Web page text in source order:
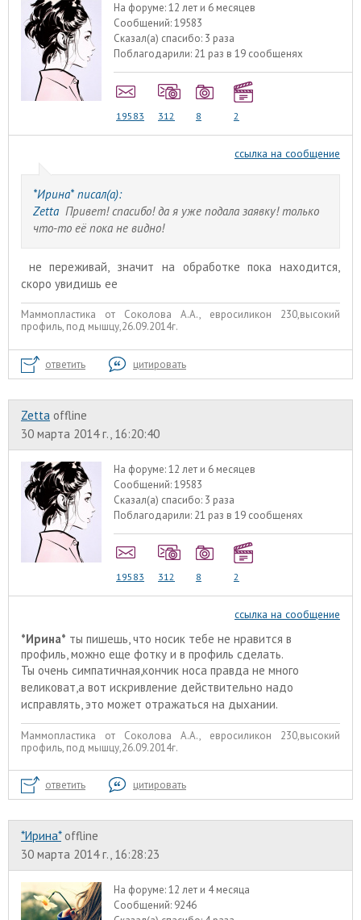
На форуме:12 лет и 6 месяцев
Сообщений:19583
Сказал(а) спасибо: 3 раза
Поблагодарили: 21 раз в 19 сообщенях
19583 312 8 2
ссылка на сообщение
*Ирина* писал(а):
Zetta Привет! спасибо! да я уже подала заявку! только
что-то её пока не видно!
не переживай, значит на обработке пока находится,
скоро увидишь ее
Маммопластика от Соколова А.А., евросиликон 230,высокий
профиль, под мышцу,26.09.2014г.
ответить цитировать
Zetta offline
30 марта 2014 г., 16:20:40
На форуме:12 лет и 6 месяцев
Сообщений:19583
Сказал(а) спасибо: 3 раза
Поблагодарили: 21 раз в 19 сообщенях
19583 312 8 2
ссылка на сообщение
*Ирина* ты пишешь, что носик тебе не нравится в
профиль, можно еще фотку и в профиль сделать.
Ты очень симпатичная,кончик носа правда не много
великоват,а вот искривление действительно надо
исправлять, это может отражаться на дыхании.
Маммопластика от Соколова А.А., евросиликон 230,высокий
профиль, под мышцу,26.09.2014г.
ответить цитировать
*Ирина* offline
30 марта 2014 г., 16:28:23
На форуме:12 лет и 4 месяца
Сообщений: 9246